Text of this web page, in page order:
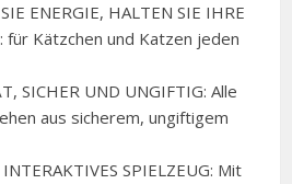
ENERGIE, HALTEN SIE IHRE
für Kätzchen und Katzen jeden
SICHER UND UNGIFTIG: Alle
aus sicherem, ungiftigem
SPIELZEUG: Mit